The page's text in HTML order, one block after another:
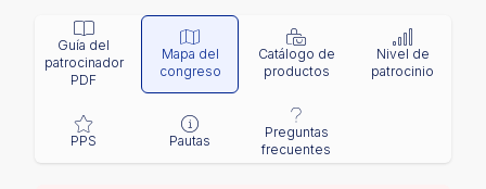
Guía del
patrocinador
PDF
Mapa del
congreso
Catálogo de
productos
Nivel de
patrocinio
PPS Pautas
Preguntas
frecuentes